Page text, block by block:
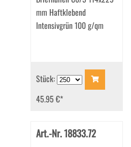
mm Haftklebend
Intensivgrün 100 g/qm
Stück:
45.95 €*
Art.-Nr. 18833.72